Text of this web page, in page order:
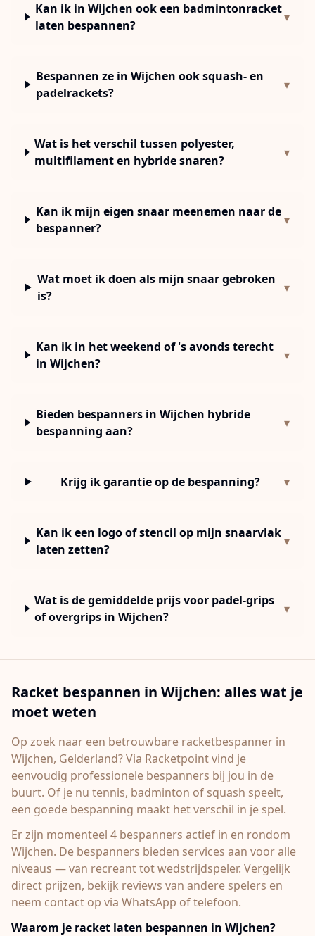
Kan ik in Wijchen ook een badmintonracket
laten bespannen?
▾
Bespannen ze in Wijchen ook squash- en
padelrackets?
▾
Wat is het verschil tussen polyester,
multifilament en hybride snaren?
▾
Kan ik mijn eigen snaar meenemen naar de
bespanner?
▾
Wat moet ik doen als mijn snaar gebroken
is?
▾
Kan ik in het weekend of 's avonds terecht
in Wijchen?
▾
Bieden bespanners in Wijchen hybride
bespanning aan?
▾
Krijg ik garantie op de bespanning? ▾
Kan ik een logo of stencil op mijn snaarvlak
laten zetten?
▾
Wat is de gemiddelde prijs voor padel-grips
of overgrips in Wijchen?
▾
Racket bespannen in Wijchen: alles wat je
moet weten
Op zoek naar een betrouwbare racketbespanner in
Wijchen, Gelderland? Via Racketpoint vind je
eenvoudig professionele bespanners bij jou in de
buurt. Of je nu tennis, badminton of squash speelt,
een goede bespanning maakt het verschil in je spel.
Er zijn momenteel 4 bespanners actief in en rondom
Wijchen. De bespanners bieden services aan voor alle
niveaus — van recreant tot wedstrijdspeler. Vergelijk
direct prijzen, bekijk reviews van andere spelers en
neem contact op via WhatsApp of telefoon.
Waarom je racket laten bespannen in Wijchen?